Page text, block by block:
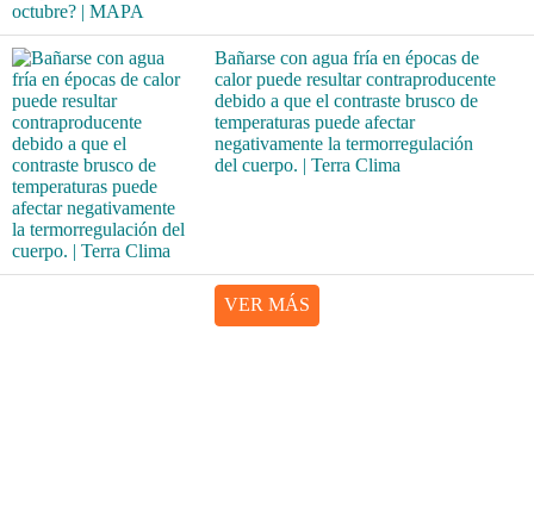
Bañarse con agua fría en épocas de
calor puede resultar contraproducente
debido a que el contraste brusco de
temperaturas puede afectar
negativamente la termorregulación
del cuerpo. | Terra Clima
VER MÁS